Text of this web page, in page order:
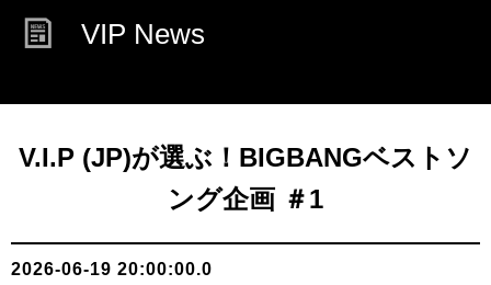
VIP News
V.I.P (JP)が選ぶ！BIGBANGベストソ
ング企画 ＃1
2026-06-19 20:00:00.0